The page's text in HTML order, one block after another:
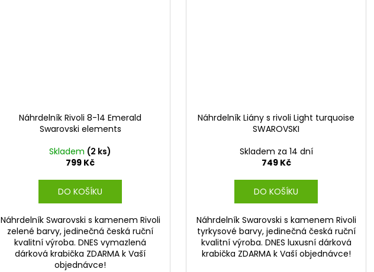
Náhrdelník Rivoli 8-14 Emerald
Swarovski elements
Skladem (2 ks)
799 Kč
DO KOŠÍKU
Náhrdelník Swarovski s kamenem Rivoli
zelené barvy, jedinečná česká ruční
kvalitní výroba. DNES vymazlená
dárková krabička ZDARMA k Vaší
objednávce!
Náhrdelník Liány s rivoli Light turquoise
SWAROVSKI
Skladem za 14 dní
749 Kč
DO KOŠÍKU
Náhrdelník Swarovski s kamenem Rivoli
tyrkysové barvy, jedinečná česká ruční
kvalitní výroba. DNES luxusní dárková
krabička ZDARMA k Vaší objednávce!